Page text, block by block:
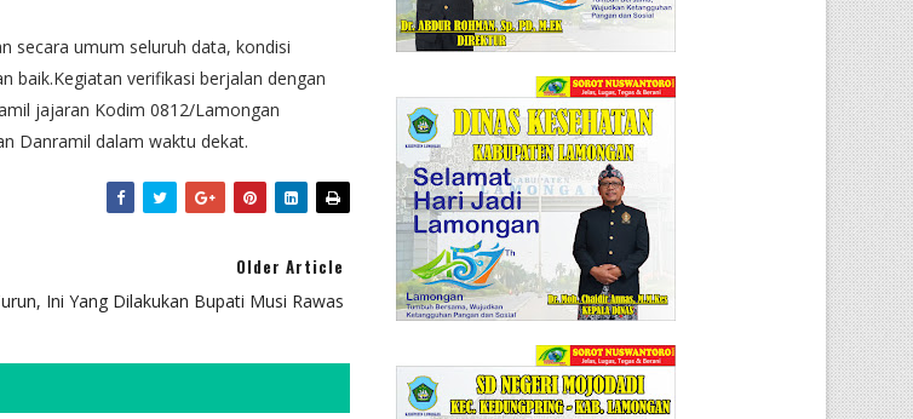
secara umum seluruh data, kondisi
baik.​Kegiatan verifikasi berjalan dengan
jajaran Kodim 0812/Lamongan
Danramil dalam waktu dekat.
Older Article
Ini Yang Dilakukan Bupati Musi Rawas